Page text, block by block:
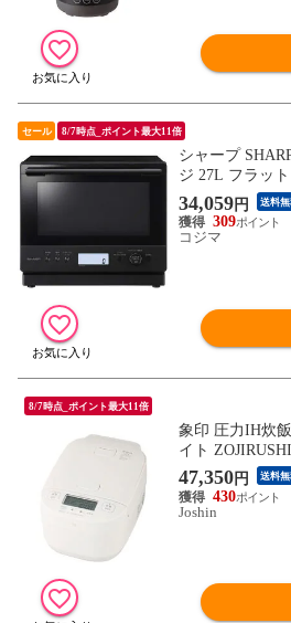
セール 8/7時点_ポイント最大11倍
シャープ
ジ 27L フラッ
ラック RE-
34,059円 送料
309
コジマ
8/7時点_ポイント最大11倍
象印 圧力IH炊
イト
【返品種別A】
47,350円 送料
430
Joshin